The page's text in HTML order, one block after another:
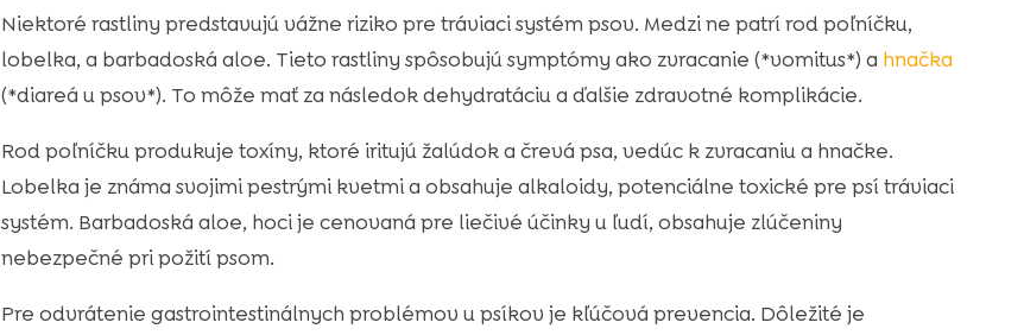
Niektoré rastliny predstavujú vážne riziko pre tráviaci systém psov. Medzi ne patrí rod poľníčku,
lobelka, a barbadoská aloe. Tieto rastliny spôsobujú symptómy ako zvracanie (*vomitus*) a hnačka
(*diareá u psov*). To môže mať za následok dehydratáciu a ďalšie zdravotné komplikácie.
Rod poľníčku produkuje toxíny, ktoré iritujú žalúdok a črevá psa, vedúc k zvracaniu a hnačke.
Lobelka je známa svojimi pestrými kvetmi a obsahuje alkaloidy, potenciálne toxické pre psí tráviaci
systém. Barbadoská aloe, hoci je cenovaná pre liečivé účinky u ľudí, obsahuje zlúčeniny
nebezpečné pri požití psom.
Pre odvrátenie gastrointestinálnych problémov u psíkov je kľúčová prevencia. Dôležité je